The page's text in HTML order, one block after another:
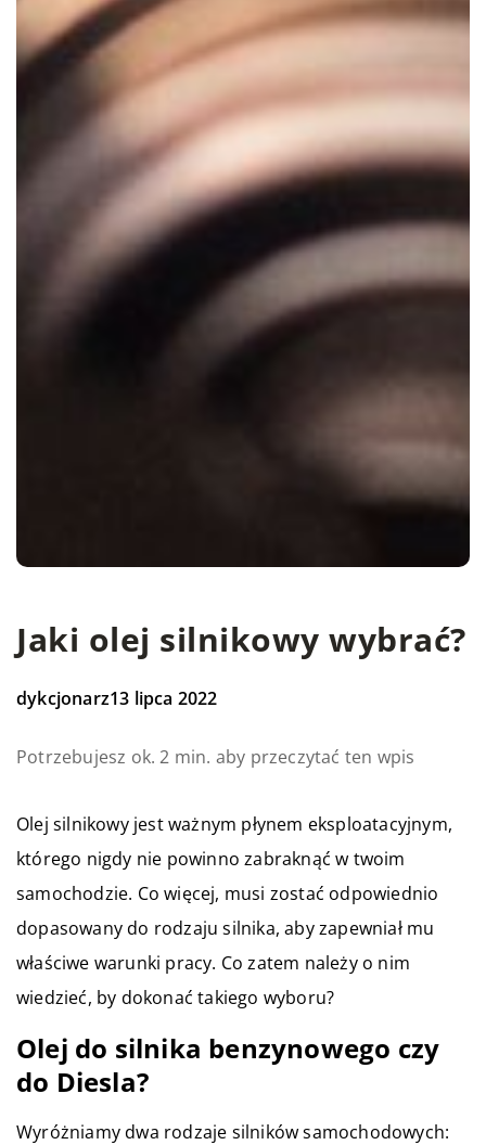
Jaki olej silnikowy wybrać?
dykcjonarz13 lipca 2022
Potrzebujesz ok. 2 min. aby przeczytać ten wpis
Olej silnikowy jest ważnym płynem eksploatacyjnym,
którego nigdy nie powinno zabraknąć w twoim
samochodzie. Co więcej, musi zostać odpowiednio
dopasowany do rodzaju silnika, aby zapewniał mu
właściwe warunki pracy. Co zatem należy o nim
wiedzieć, by dokonać takiego wyboru?
Olej do silnika benzynowego czy
do Diesla?
Wyróżniamy dwa rodzaje silników samochodowych: